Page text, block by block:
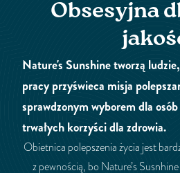
Obsesyjna
Nature's Sunshine tworzą
pracy przyświeca misja
sprawdzonym wyborem dla
trwałych korzyści dla zdrowia.
Obietnica polepszenia życia jest
z pewnością, bo Nature’s